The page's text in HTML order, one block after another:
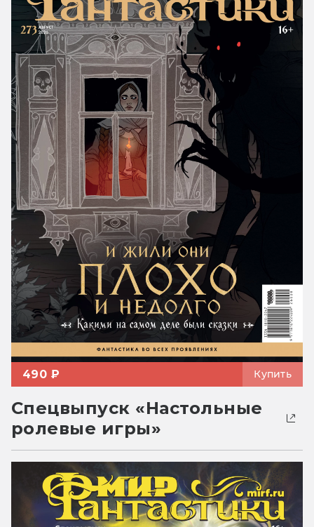
490 ₽ Купить
Спецвыпуск «Настольные
ролевые игры»